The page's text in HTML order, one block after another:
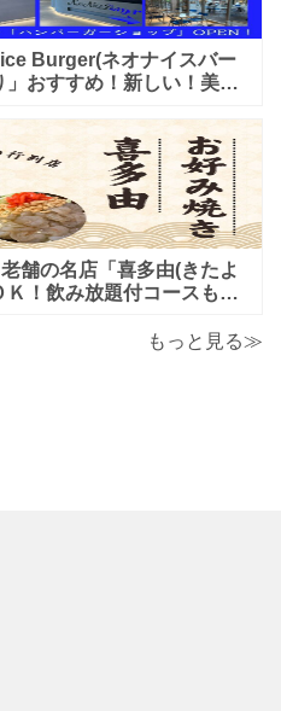
Burger(ネオナイスバー
おすすめ！新しい！美味
舗の名店「喜多由(きたよ
！飲み放題付コースも！
もっと見る≫